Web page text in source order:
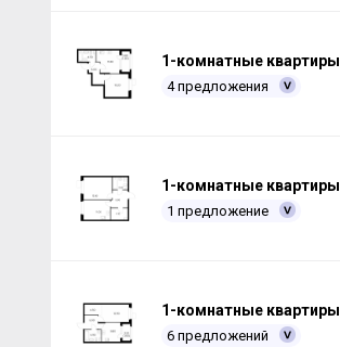
1-комнатные квартиры
4 предложения
1-комнатные квартиры
1 предложение
1-комнатные квартиры
6 предложений